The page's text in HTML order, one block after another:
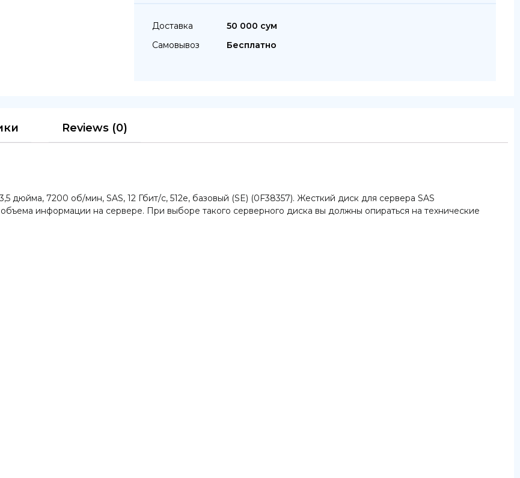
Доставка
50 000 сум
Самовывоз
Бесплатно
Reviews (0)
дюйма, 7200 об/мин, SAS, 12 Гбит/с, 512e, базовый (SE) (0F38357). Жесткий диск для сервера SAS
информации на сервере. При выборе такого серверного диска вы должны опираться на технические